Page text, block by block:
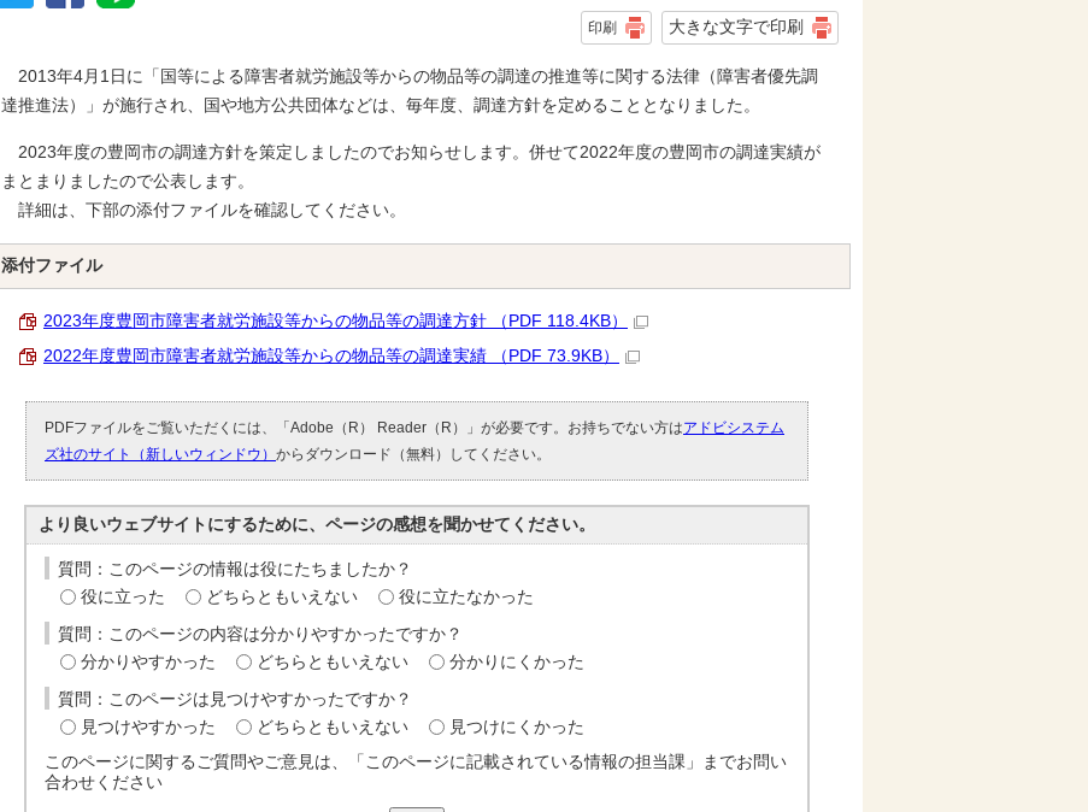
印刷 大きな文字で印刷
2013年4月1日に「国等による障害者就労施設等からの物品等の調達の推進等に関する法律（障害者優先調
達推進法）」が施行され、国や地方公共団体などは、毎年度、調達方針を定めることとなりました。
2023年度の豊岡市の調達方針を策定しましたのでお知らせします。併せて2022年度の豊岡市の調達実績が
まとまりましたので公表します。
詳細は、下部の添付ファイルを確認してください。
添付ファイル
2023年度豊岡市障害者就労施設等からの物品等の調達方針 （PDF 118.4KB）
2022年度豊岡市障害者就労施設等からの物品等の調達実績 （PDF 73.9KB）
PDFファイルをご覧いただくには、「Adobe（R） Reader（R）」が必要です。お持ちでない方はアドビシステム
ズ社のサイト（新しいウィンドウ） からダウンロード（無料）してください。
より良いウェブサイトにするために、ページの感想を聞かせてください。
質問：このページの情報は役にたちましたか？
役に立った
どちらともいえない 役に立たなかった
質問：このページの内容は分かりやすかったですか？
分かりやすかった
どちらともいえない 分かりにくかった
質問：このページは見つけやすかったですか？
見つけやすかった
どちらともいえない
見つけにくかった
このページに関するご質問やご意見は、「このページに記載されている情報の担当課」までお問い
合わせください